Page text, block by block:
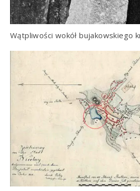
Wątpliwości wokół bujakowskiego